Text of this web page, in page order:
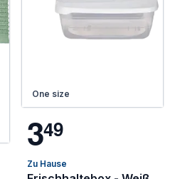
One size
349
Zu Hause